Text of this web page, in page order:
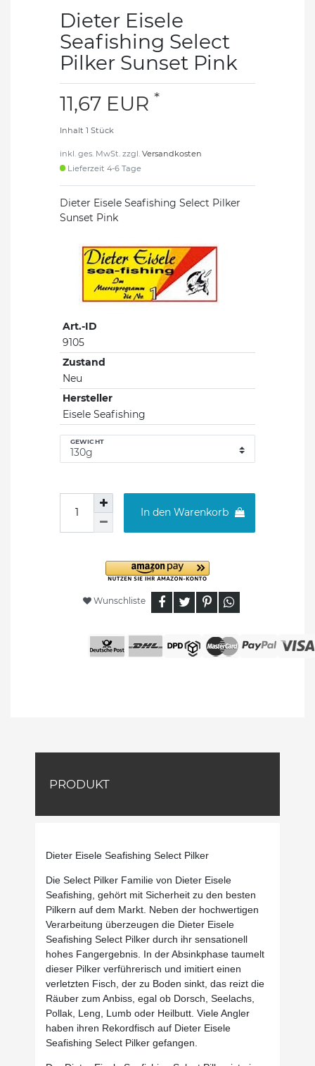
Dieter Eisele
Seafishing Select
Pilker Sunset Pink
11,67 EUR *
Inhalt 1 Stück
inkl. ges. MwSt. zzgl. Versandkosten
Lieferzeit 4-6 Tage
Dieter Eisele Seafishing Select Pilker
Sunset Pink
Art.-ID
9105
Zustand
Neu
Hersteller
Eisele Seafishing
GEWICHT
In den Warenkorb
Wunschliste
PRODUKT
Dieter Eisele Seafishing Select Pilker
Die Select Pilker Familie von Dieter Eisele
Seafishing, gehört mit Sicherheit zu den besten
Pilkern auf dem Markt. Neben der hochwertigen
Verarbeitung überzeugen die Dieter Eisele
Seafishing Select Pilker durch ihr sensationell
hohes Fangergebnis. In der Absinkphase taumelt
dieser Pilker verführerisch und imitiert einen
verletzten Fisch, der zu Boden sinkt, das reizt die
Räuber zum Anbiss, egal ob Dorsch, Seelachs,
Pollak, Leng, Lumb oder Heilbutt. Viele Angler
haben ihren Rekordfisch auf Dieter Eisele
Seafishing Select Pilker gefangen.